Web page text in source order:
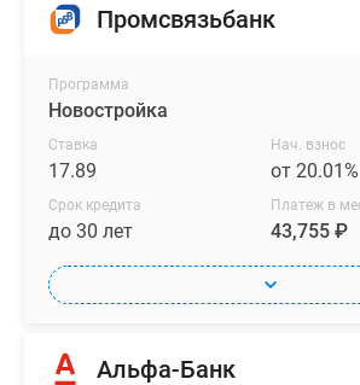
Промсвязьбанк
Программа
Новостройка
Ставка
17.89
Нач. взнос
от 20.01%
Срок кредита
до 30 лет
Платеж в
43,755 ₽
Альфа-Банк